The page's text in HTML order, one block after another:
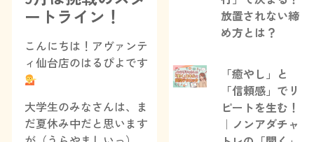
ートライン！
こんにちは！アヴァンテ
ィ仙台店のはるぴよです
大学生のみなさんは、ま
だ夏休み中だと思います
放置されない締
め方とは？
「癒やし」と
「信頼感」でリ
ピートを生む！
｜ノンアダチャ